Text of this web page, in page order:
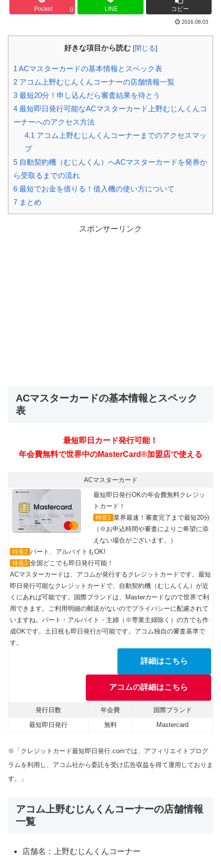
Pocket 0 LINE コピー
2016.08.03
好きな項目から読む [閉じる]
1 ACマスターカードの基本情報とスペック表
2 アコム上野むじんくんコーナーの店舗情報一覧
3 最短20分！申し込んだら審査結果を待とう
4 最短即日発行可能なACマスターカード上野むじんくんコ
ーナーへのアクセス方法
4.1 アコム上野むじんくんコーナーまでのアクセスマッ
プ
5 自動契約機（むじんくん）へACマスターカードを発券か
ら受取るまでの流れ
6 最短でお金を借りる！借入機の使い方について
7 まとめ
スポンサーリンク
ACマスターカードの基本情報とスペック
表
最短即日カード発行可能！
年会費無料で世界中のMasterCard®加盟店で使える
ACマスターカード
最短即日発行OKの年会費無料クレジッ
トカード！
特長1 業界最速！審査完了まで最短20分
（※お申込時間や審査によりご希望に添
えない場合がございます。）
特長2 パート、アルバイトもOK!
特長3 全国どこでも即日発行可能！
ACマスターカードは、アコムが発行するクレジットカードです。最短
即日発行可能なクレジットカードで、自動契約機（むじんくん）が近
くにあれば可能です。国際ブランドは、Masterカードなので世界で利
用できます。ご利用明細の郵送がないのでプライバシーに配慮されて
いますね。パート・アルバイト・主婦（※専業主婦除く）の方でも作
成OKです。土日祝も即日発行が可能です。アコム独自の審査基準で
す。
詳細はこちら
アコムの詳細はこちら
発行日数 年会費
国際ブランド
最短即日発行
無料 Mastercard
※「クレジットカード最短即日発行.comでは、アフィリエイトプログ
ラムを利用し、アコム社から委託を受け広告収益を得て運用しておりま
す。」
アコム上野むじんくんコーナーの店舗情報
一覧
店舗名：上野むじんくんコーナー